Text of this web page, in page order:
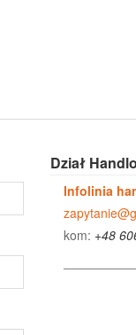
Dział
Infolinia
kom: +48